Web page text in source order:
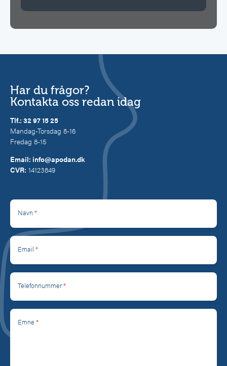
Har du frågor?
Kontakta oss redan idag
Tlf.: 32 97 15 25
Mandag-Torsdag 8-16
Fredag 8-15
Email: info@apodan.dk
CVR: 14123849
Navn *
Email *
Telefonnummer*
Emne *